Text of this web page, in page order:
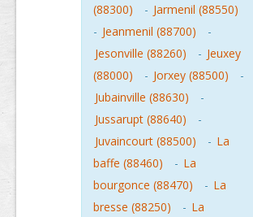
(88300)
- Jarmenil (88550)
- Jeanmenil (88700)
-
Jesonville (88260)
- Jeuxey
(88000)
- Jorxey (88500)
-
Jubainville (88630)
-
Jussarupt (88640)
-
Juvaincourt (88500)
- La
baffe (88460)
- La
bourgonce (88470)
- La
bresse (88250)
- La